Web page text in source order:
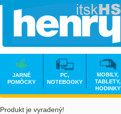
Produkt je vyradený!
JARNÉ
POMÔCKY
PC,
NOTEBOOKY
MOBILY,
TABLETY,
HODINKY